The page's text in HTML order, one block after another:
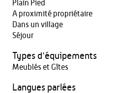
Plain Pied
A proximité propriétaire
Dans un village
Séjour
Types d'équipements
Meublés et Gîtes
Langues parlées